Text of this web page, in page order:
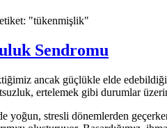
"tükenmişlik"
Sendromu
ancak güçlükle elde
ertelemek gibi durumlar
yoğun, stresli dönemlerden